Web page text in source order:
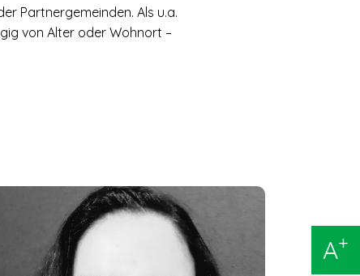
A+
Partnergemeinden. Als u.a.
von Alter oder Wohnort –